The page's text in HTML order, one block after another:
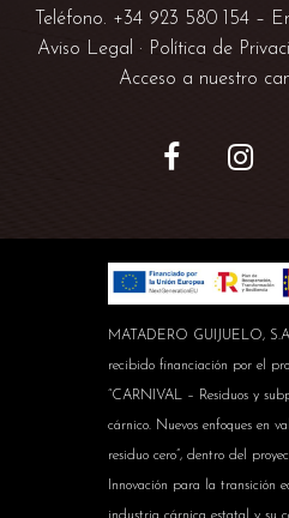
Teléfono. +34 923 580 154–
Aviso Legal
· Política de
Acceso a nuestro
MATADERO GUIJUELO,
recibido financiación por el
“CARNIVAL – Residuos y
cárnico. Nuevos enfoques en
residuo cero”, dentro del
Innovación para la transición
industria cárnica estatal y su